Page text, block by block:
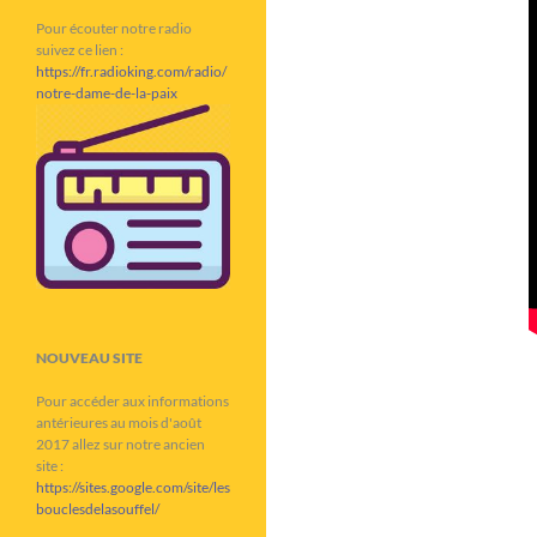
Pour écouter notre radio
suivez ce lien :
https://fr.radioking.com/radio/
notre-dame-de-la-paix
NOUVEAU SITE
Pour accéder aux informations
antérieures au mois d'août
2017 allez sur notre ancien
site :
https://sites.google.com/site/les
bouclesdelasouffel/